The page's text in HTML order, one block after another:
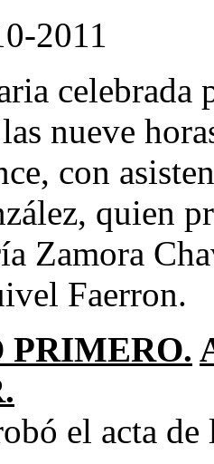
2011
nueve
con
quien
Zamora
Faerron.
el acta